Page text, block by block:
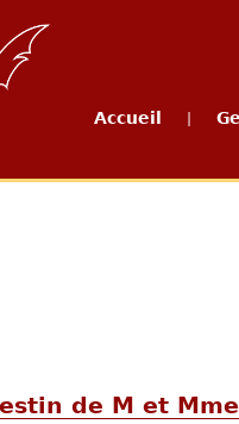
Accueil
de M et